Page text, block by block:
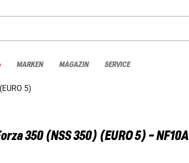
MARKEN MAGAZIN SERVICE
5)
350 (NSS 350) (EURO 5) - NF10A